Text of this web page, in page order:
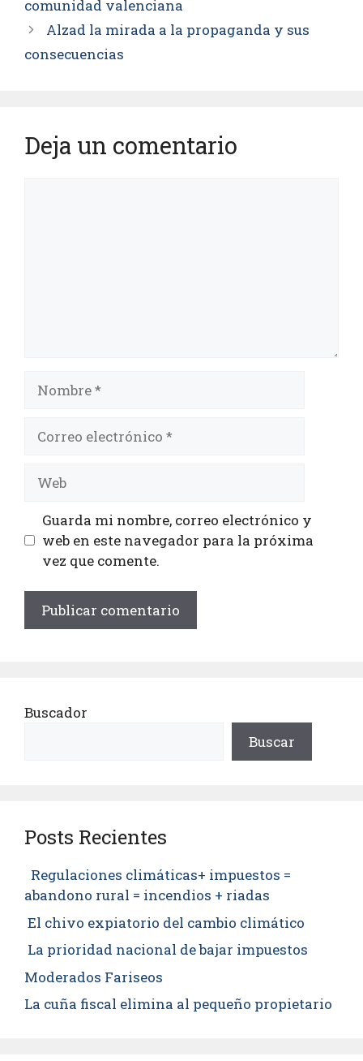
comunidad valenciana
Alzad la mirada a la propaganda y sus
consecuencias
Deja un comentario
Guarda mi nombre, correo electrónico y
web en este navegador para la próxima
vez que comente.
Buscador
Buscar
Posts Recientes
Regulaciones climáticas+ impuestos =
abandono rural = incendios + riadas
El chivo expiatorio del cambio climático
La prioridad nacional de bajar impuestos
Moderados Fariseos
La cuña fiscal elimina al pequeño propietario